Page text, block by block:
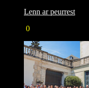
Lenn ar peurrest
0